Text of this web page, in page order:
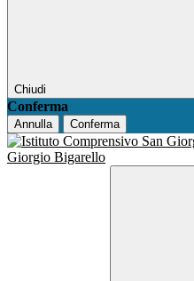
Chiudi
Conferma
Annulla Conferma